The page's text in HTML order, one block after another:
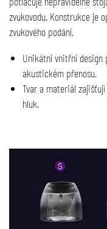
zvukovodu. Konstrukce je
zvukového podání.
Unikátní vnitřní design
akustickém přenosu.
Tvar a materiál
hluk.